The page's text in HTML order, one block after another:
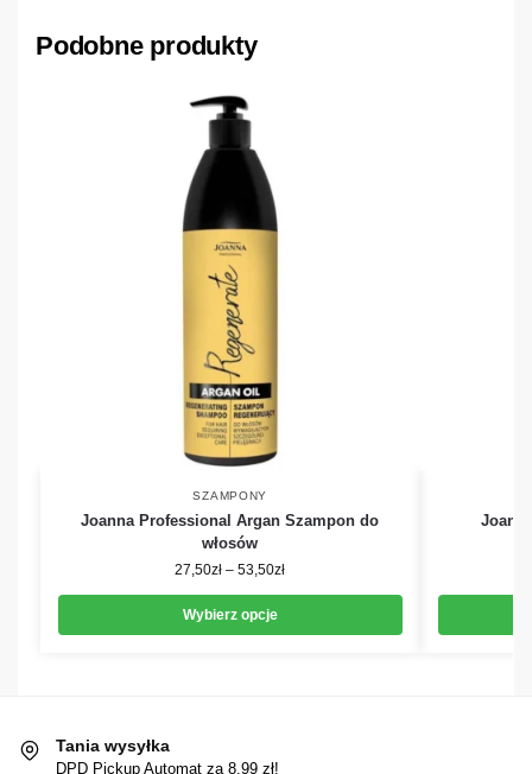
Podobne produkty
SZAMPONY
Joanna Professional Argan Szampon do
włosów
27,50zł – 53,50zł
Wybierz opcje
Tania wysyłka
DPD Pickup Automat za 8,99 zł!